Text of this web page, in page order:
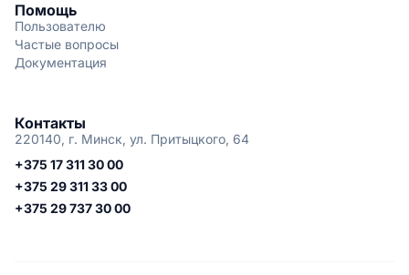
Помощь
Пользователю
Частые вопросы
Документация
Контакты
220140, г. Минск, ул. Притыцкого, 64
+375 17 311 30 00
+375 29 311 33 00
+375 29 737 30 00